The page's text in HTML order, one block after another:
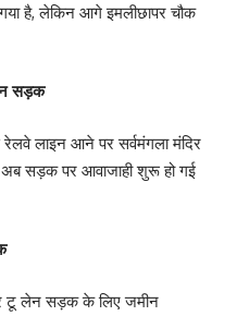
है, लेकिन आगे इमलीछापर चौक
सड़क
लाइन आने पर सर्वमंगला मंदिर
सड़क पर आवाजाही शुरू हो गई
टू लेन सड़क के लिए जमीन